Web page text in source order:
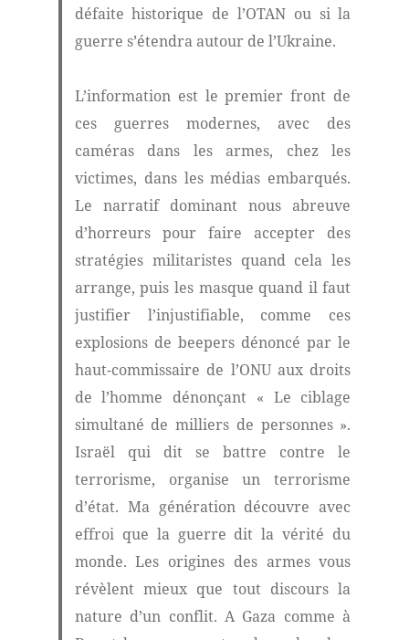
défaite historique de l’OTAN ou si la
guerre s’étendra autour de l’Ukraine.
L’information est le premier front de
ces guerres modernes, avec des
caméras dans les armes, chez les
victimes, dans les médias embarqués.
Le narratif dominant nous abreuve
d’horreurs pour faire accepter des
stratégies militaristes quand cela les
arrange, puis les masque quand il faut
justifier l’injustifiable, comme ces
explosions de beepers dénoncé par le
haut-commissaire de l’ONU aux droits
de l’homme dénonçant « Le ciblage
simultané de milliers de personnes ».
Israël qui dit se battre contre le
terrorisme, organise un terrorisme
d’état. Ma génération découvre avec
effroi que la guerre dit la vérité du
monde. Les origines des armes vous
révèlent mieux que tout discours la
nature d’un conflit. A Gaza comme à